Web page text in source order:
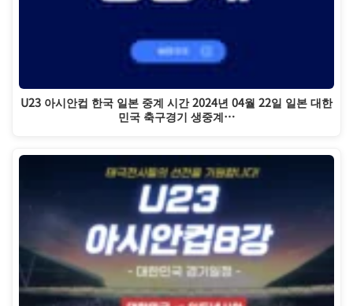
U23 아시안컵 한국 일본 중계 시간 2024년 04월 22일 일본 대한
민국 축구경기 생중계…